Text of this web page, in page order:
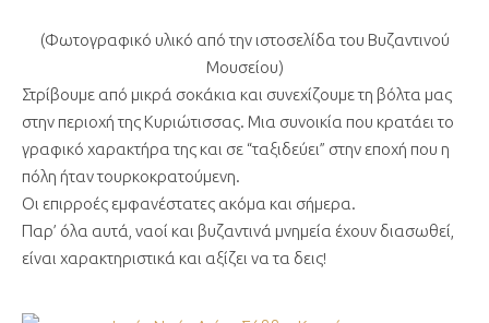
(Φωτογραφικό υλικό από την ιστοσελίδα του Βυζαντινού
Μουσείου)
Στρίβουμε από μικρά σοκάκια και συνεχίζουμε τη βόλτα μας
στην περιοχή της Κυριώτισσας. Μια συνοικία που κρατάει το
γραφικό χαρακτήρα της και σε “ταξιδεύει” στην εποχή που η
πόλη ήταν τουρκοκρατούμενη.
Οι επιρροές εμφανέστατες ακόμα και σήμερα.
Παρ’ όλα αυτά, ναοί και βυζαντινά μνημεία έχουν διασωθεί,
είναι χαρακτηριστικά και αξίζει να τα δεις!